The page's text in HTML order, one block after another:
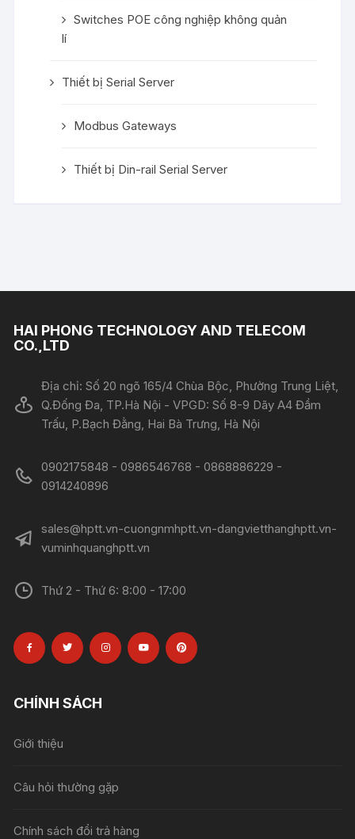
Switches POE công nghiệp không quản
lí
Thiết bị Serial Server
Modbus Gateways
Thiết bị Din-rail Serial Server
HAI PHONG TECHNOLOGY AND TELECOM
CO.,LTD
Địa chỉ: Số 20 ngõ 165/4 Chùa Bộc, Phường Trung Liệt,
Q.Đống Đa, TP.Hà Nội - VPGD: Số 8-9 Dãy A4 Đầm
Trấu, P.Bạch Đằng, Hai Bà Trưng, Hà Nội
0902175848 - 0986546768 - 0868886229 -
0914240896​​​​​​​
sales@hptt.vn-cuongnmhptt.vn-dangvietthanghptt.vn-
vuminhquanghptt.vn
Thứ 2 - Thứ 6: 8:00 - 17:00
CHÍNH SÁCH
Giới thiệu
Câu hỏi thường gặp
Chính sách đổi trả hàng